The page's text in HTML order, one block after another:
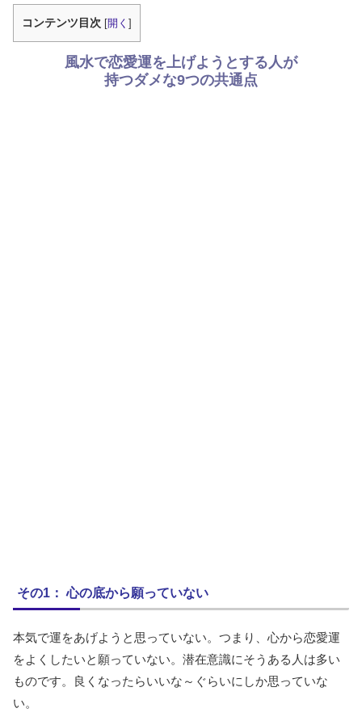
コンテンツ目次 [開く ]
風水で恋愛運を上げようとする人が
持つダメな9つの共通点
その1： 心の底から願っていない
本気で運をあげようと思っていない。つまり、心から恋愛運
をよくしたいと願っていない。潜在意識にそうある人は多い
ものです。良くなったらいいな～ぐらいにしか思っていな
い。